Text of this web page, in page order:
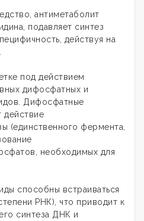
антиметаболит
подавляет синтез
действуя на
под действием
дифосфатных и
Дифосфатные
действие
(единственного фермента,
необходимых для
способны встраиваться
РНК), что приводит к
синтеза ДНК и